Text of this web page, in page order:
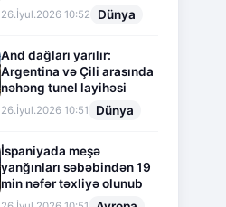
26.İyul.2026 10:52 Dünya
And dağları yarılır:
Argentina və Çili arasında
nəhəng tunel layihəsi
26.İyul.2026 10:51 Dünya
İspaniyada meşə
yanğınları səbəbindən 19
min nəfər təxliyə olunub